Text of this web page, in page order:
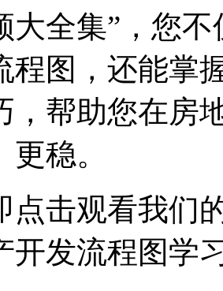
大全集”，您
程图，还能掌
，帮助您在房
更稳。
点击观看我们
开发流程图学